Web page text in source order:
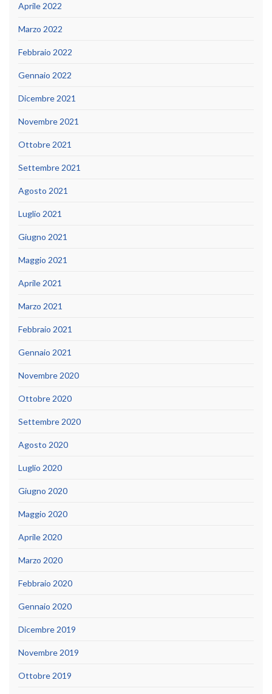
Aprile 2022
Marzo 2022
Febbraio 2022
Gennaio 2022
Dicembre 2021
Novembre 2021
Ottobre 2021
Settembre 2021
Agosto 2021
Luglio 2021
Giugno 2021
Maggio 2021
Aprile 2021
Marzo 2021
Febbraio 2021
Gennaio 2021
Novembre 2020
Ottobre 2020
Settembre 2020
Agosto 2020
Luglio 2020
Giugno 2020
Maggio 2020
Aprile 2020
Marzo 2020
Febbraio 2020
Gennaio 2020
Dicembre 2019
Novembre 2019
Ottobre 2019